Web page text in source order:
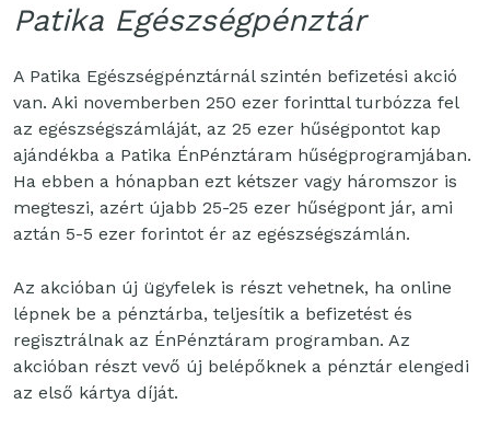
Patika Egészségpénztár
A Patika Egészségpénztárnál szintén befizetési akció
van. Aki novemberben 250 ezer forinttal turbózza fel
az egészségszámláját, az 25 ezer hűségpontot kap
ajándékba a Patika ÉnPénztáram hűségprogramjában.
Ha ebben a hónapban ezt kétszer vagy háromszor is
megteszi, azért újabb 25-25 ezer hűségpont jár, ami
aztán 5-5 ezer forintot ér az egészségszámlán.
Az akcióban új ügyfelek is részt vehetnek, ha online
lépnek be a pénztárba, teljesítik a befizetést és
regisztrálnak az ÉnPénztáram programban. Az
akcióban részt vevő új belépőknek a pénztár elengedi
az első kártya díját.